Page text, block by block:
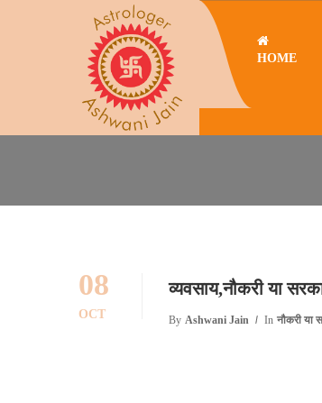
HOME
Home नौकरी या सरकारी नौकरी
नौकरी या सरकारी नौकरी
08
OCT
व्यवसाय,नौकरी या
By Ashwani Jain In नौकरी या